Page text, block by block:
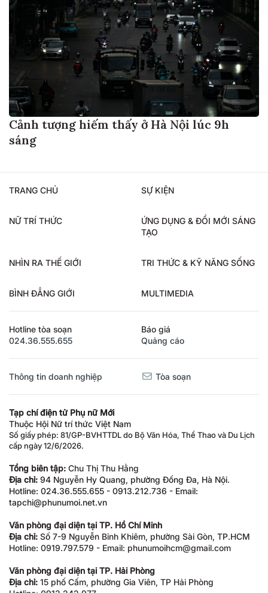
Cảnh tượng hiếm thấy ở Hà Nội lúc 9h
sáng
TRANG CHỦ SỰ KIỆN
NỮ TRÍ THỨC
ỨNG DỤNG & ĐỔI MỚI SÁNG
TẠO
NHÌN RA THẾ GIỚI TRI THỨC & KỸ NĂNG SỐNG
BÌNH ĐẲNG GIỚI MULTIMEDIA
Hotline tòa soạn
024.36.555.655
Báo giá
Quảng cáo
Thông tin doanh nghiệp Tòa soạn
Tạp chí điện tử Phụ nữ Mới
Thuộc Hội Nữ trí thức Việt Nam
Số giấy phép: 81/GP-BVHTTDL do Bộ Văn Hóa, Thể Thao và Du Lịch
cấp ngày 12/6/2026.
Tổng biên tập: Chu Thị Thu Hằng
Địa chỉ: 94 Nguyễn Hy Quang, phường Đống Đa, Hà Nội.
Hotline: 024.36.555.655 - 0913.212.736 - Email:
tapchi@phunumoi.net.vn
Văn phòng đại diện tại TP. Hồ Chí Minh
Địa chỉ: Số 7-9 Nguyễn Bỉnh Khiêm, phường Sài Gòn, TP.HCM
Hotline: 0919.797.579 - Email: phunumoihcm@gmail.com
Văn phòng đại diện tại TP. Hải Phòng
Địa chỉ: 15 phố Cấm, phường Gia Viên, TP Hải Phòng